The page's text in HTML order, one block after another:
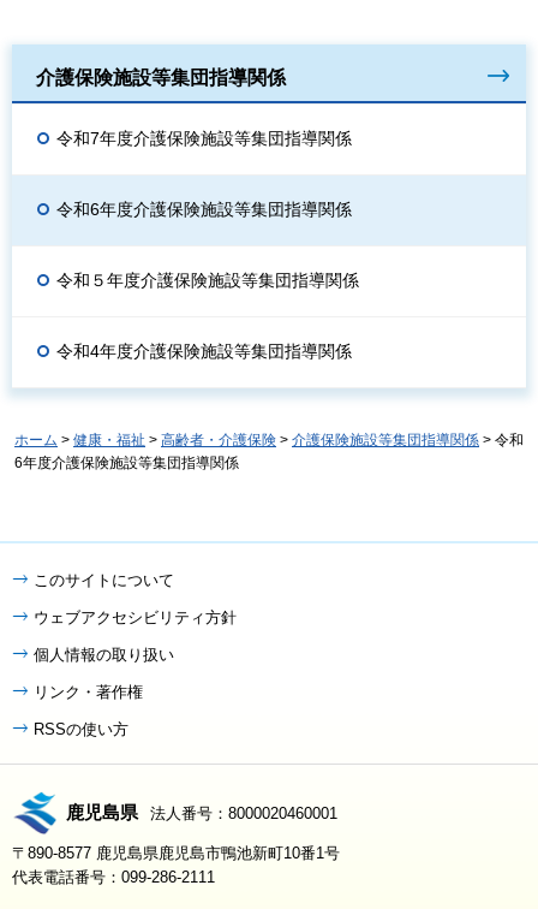
介護保険施設等集団指導関係
令和7年度介護保険施設等集団指導関係
令和6年度介護保険施設等集団指導関係
令和５年度介護保険施設等集団指導関係
令和4年度介護保険施設等集団指導関係
ホーム > 健康・福祉 > 高齢者・介護保険 > 介護保険施設等集団指導関係 > 令和
6年度介護保険施設等集団指導関係
このサイトについて
ウェブアクセシビリティ方針
個人情報の取り扱い
リンク・著作権
RSSの使い方
鹿児島県 法人番号：8000020460001
〒890-8577 鹿児島県鹿児島市鴨池新町10番1号
代表電話番号：099-286-2111